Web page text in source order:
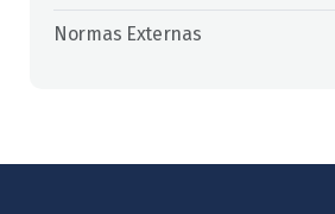
Normas Externas